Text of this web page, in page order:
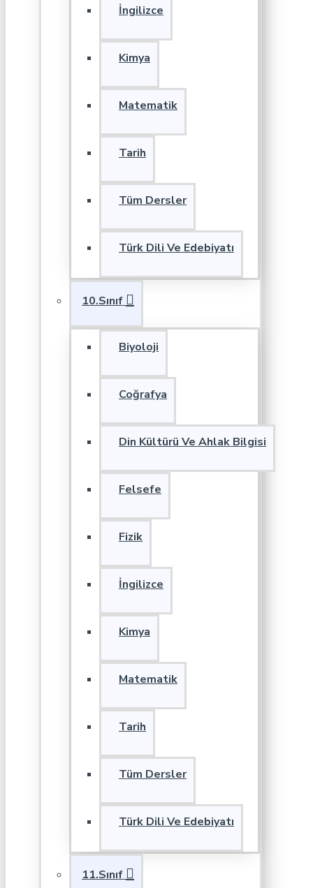
İngilizce
Kimya
Matematik
Tarih
Tüm Dersler
Türk Dili Ve Edebiyatı
10.Sınıf
Biyoloji
Coğrafya
Din Kültürü Ve Ahlak Bilgisi
Felsefe
Fizik
İngilizce
Kimya
Matematik
Tarih
Tüm Dersler
Türk Dili Ve Edebiyatı
11.Sınıf